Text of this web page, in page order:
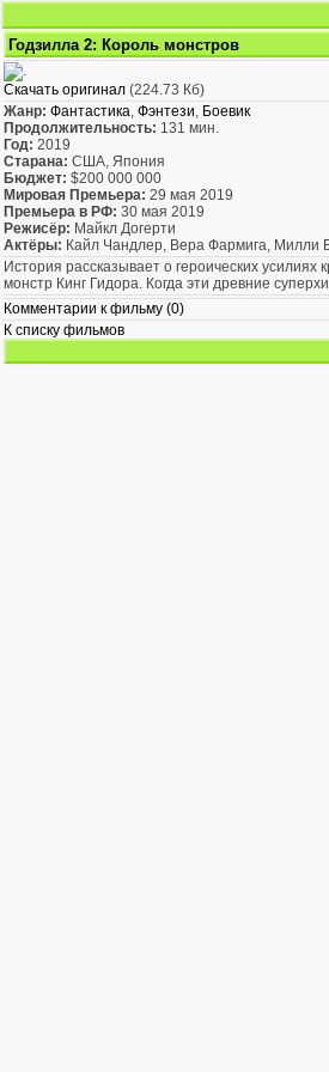
Годзилла 2: Король монстров
Скачать оригинал (224.73 Кб)
Жанр: Фантастика, Фэнтези, Боевик
Продолжительность: 131 мин.
Год: 2019
Старана: США, Япония
Бюджет: $200 000 000
Мировая Премьера: 29 мая 2019
Премьера в РФ: 30 мая 2019
Режисёр: Майкл Догерти
Актёры: Кайл Чандлер, Вера Фармига, Милли
История рассказывает о героических
монстр Кинг Гидора. Когда эти древние
Комментарии к фильму (0)
К списку фильмов